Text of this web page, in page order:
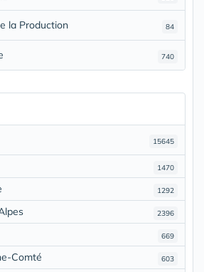
84
la Production
740
15645
1470
1292
2396
669
603
Comté